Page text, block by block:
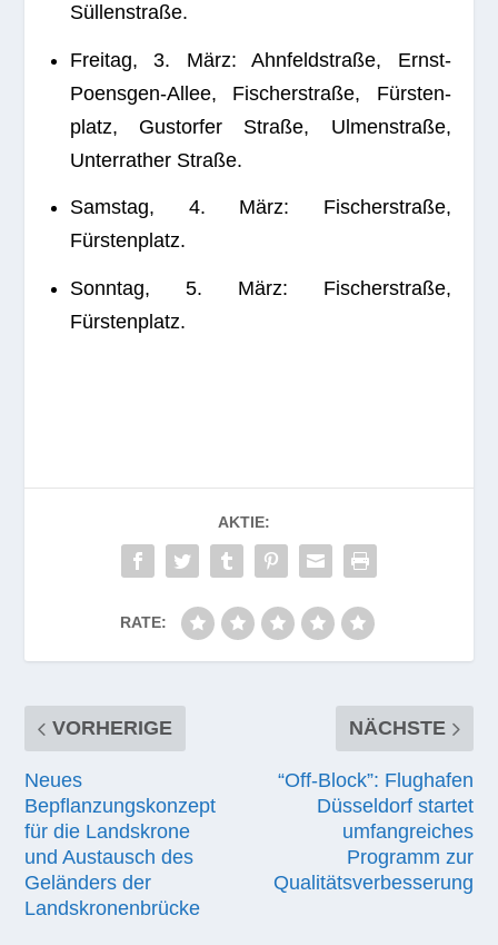
Süllenstraße.
Frei­tag, 3. März: Ahn­feld­straße, Ernst-
Poens­gen-Allee, Fischer­straße, Fürs­ten­
platz, Gus­tor­fer Straße, Ulmen­straße,
Unter­ra­ther Straße.
Sams­tag, 4. März: Fischer­straße,
Fürstenplatz.
Sonn­tag, 5. März: Fischer­straße,
Fürstenplatz.
AKTIE:
RATE:
VORHERIGE
Neues
Bepflanzungskonzept
für die Landskrone
und Austausch des
Geländers der
Landskronenbrücke
NÄCHSTE
“Off-Block”: Flughafen
Düsseldorf startet
umfangreiches
Programm zur
Qualitätsverbesserung